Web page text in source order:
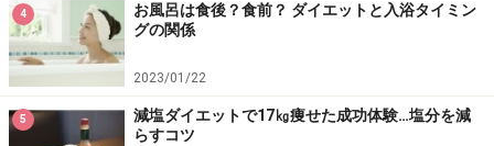
4
お風呂は食後？食前？ ダイエットと入浴タイミン
グの関係
2023/01/22
5
減塩ダイエットで17㎏痩せた成功体験…塩分を減
らすコツ